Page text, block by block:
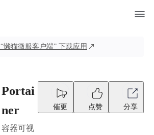
“懒猫微服客户端” 下载应用
Portai
ner
容器可视
催更 点赞 分享